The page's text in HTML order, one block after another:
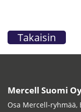
Takaisin
Mercell Suomi
Osa Mercell-